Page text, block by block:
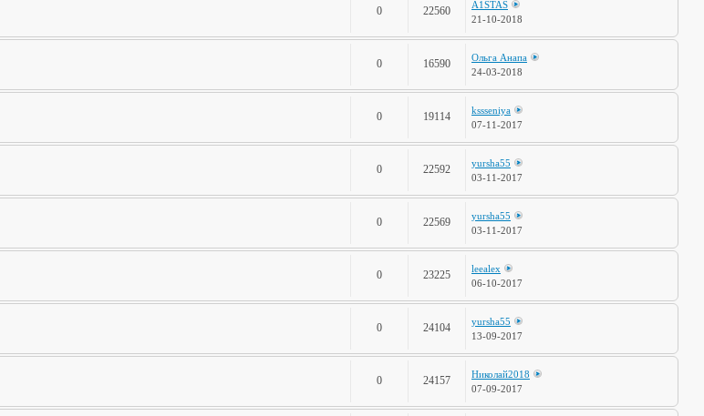
0 22560
A1STAS
21-10-2018
0 16590
Ольга Анапа
24-03-2018
0 19114
kssseniya
07-11-2017
0 22592
yursha55
03-11-2017
0 22569
yursha55
03-11-2017
0 23225
leealex
06-10-2017
0 24104
yursha55
13-09-2017
0 24157
Николай2018
07-09-2017